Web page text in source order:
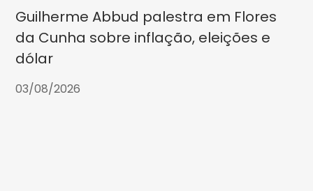
Guilherme Abbud palestra em Flores
da Cunha sobre inflação, eleições e
dólar
03/08/2026